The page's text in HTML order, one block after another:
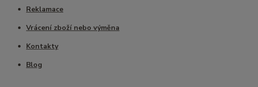
Reklamace
Vrácení zboží nebo výměna
Kontakty
Blog